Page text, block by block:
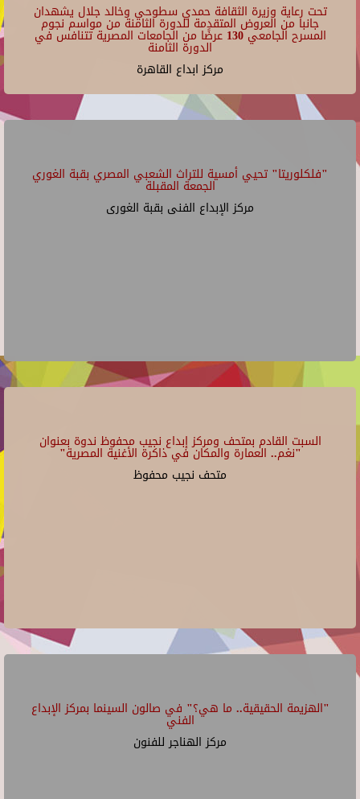
تحت رعاية وزيرة الثقافة حمدي سطوحي وخالد جلال يشهدان
جانبا من العروض المتقدمة للدورة الثامنة من مواسم نجوم
المسرح الجامعي 130 عرضًا من الجامعات المصرية تتنافس في
الدورة الثامنة
مركز ابداع القاهرة
"فلكلوريتا" تحيي أمسية للتراث الشعبي المصري بقبة الغوري
الجمعة المقبلة
مركز الإبداع الفنى بقبة الغورى
السبت القادم بمتحف ومركز إبداع نجيب محفوظ ندوة بعنوان
"نغم.. العمارة والمكان في ذاكرة الأغنية المصرية"
متحف نجيب محفوظ
"الهزيمة الحقيقية.. ما هي؟" في صالون السينما بمركز الإبداع
الفني
مركز الهناجر للفنون